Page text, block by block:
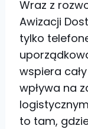
Wraz z
Awizacji
tylko
wspiera
wpływa na
to tam,